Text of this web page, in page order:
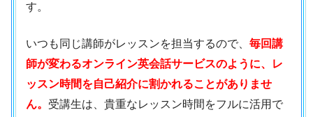
す。
いつも同じ講師がレッスンを担当するので、 毎回講
師が変わるオンライン英会話サービスのように、レ
ッスン時間を自己紹介に割かれることがありませ
ん。 受講生は、貴重なレッスン時間をフルに活用で